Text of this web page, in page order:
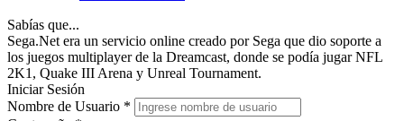
Sabías que...
Sega.Net era un servicio online creado por Sega que dio soporte a
los juegos multiplayer de la Dreamcast, donde se podía jugar NFL
2K1, Quake III Arena y Unreal Tournament.
Iniciar Sesión
Nombre de Usuario *